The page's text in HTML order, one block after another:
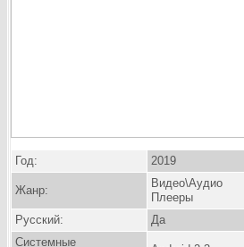
Год: 2019
Жанр:
Видео\Аудио
Плееры
Русский:
Да
Системные